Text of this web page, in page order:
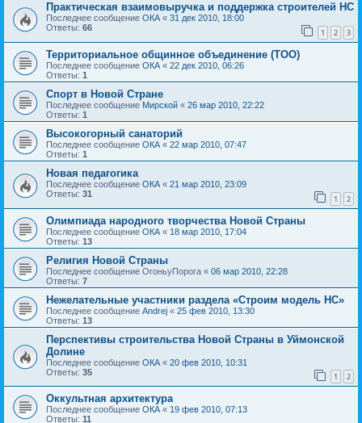
Практическая взаимовыручка и поддержка строителей НС
Последнее сообщение ОКА « 31 дек 2010, 18:00
Ответы: 66 1 2 3
Территориальное общинное объединение (ТОО)
Последнее сообщение ОКА « 22 дек 2010, 06:26
Ответы: 1
Спорт в Новой Стране
Последнее сообщение Мирской « 26 мар 2010, 22:22
Ответы: 1
Высокогорный санаторий
Последнее сообщение ОКА « 22 мар 2010, 07:47
Ответы: 1
Новая педагогика
Последнее сообщение ОКА « 21 мар 2010, 23:09
Ответы: 31 1 2
Олимпиада народного творчества Новой Страны
Последнее сообщение ОКА « 18 мар 2010, 17:04
Ответы: 13
Религия Новой Страны
Последнее сообщение ОгоньуПорога « 06 мар 2010, 22:28
Ответы: 7
Нежелательные участники раздела «Строим модель НС»
Последнее сообщение Andrej « 25 фев 2010, 13:30
Ответы: 13
Перспективы строительства Новой Страны в Уймонской
Долине
Последнее сообщение ОКА « 20 фев 2010, 10:31
Ответы: 35 1 2
Оккультная архитектура
Последнее сообщение ОКА « 19 фев 2010, 07:13
Ответы: 11